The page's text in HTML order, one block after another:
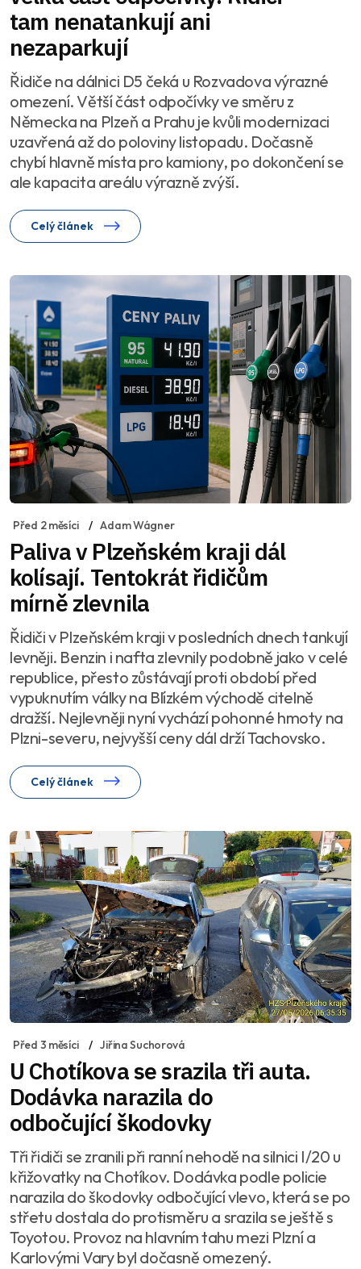
tam nenatankují ani
nezaparkují
Řidiče na dálnici D5 čeká u Rozvadova výrazné
omezení. Větší část odpočívky ve směru z
Německa na Plzeň a Prahu je kvůli modernizaci
uzavřená až do poloviny listopadu. Dočasně
chybí hlavně místa pro kamiony, po dokončení se
ale kapacita areálu výrazně zvýší.
Celý článek
Před 2 měsíci Adam Wágner
Paliva v Plzeňském kraji dál
kolísají. Tentokrát řidičům
mírně zlevnila
Řidiči v Plzeňském kraji v posledních dnech tankují
levněji. Benzin i nafta zlevnily podobně jako v celé
republice, přesto zůstávají proti období před
vypuknutím války na Blízkém východě citelně
dražší. Nejlevněji nyní vychází pohonné hmoty na
Plzni-severu, nejvyšší ceny dál drží Tachovsko.
Celý článek
Před 3 měsíci Jiřina Suchorová
U Chotíkova se srazila tři auta.
Dodávka narazila do
odbočující škodovky
Tři řidiči se zranili při ranní nehodě na silnici I/20 u
křižovatky na Chotíkov. Dodávka podle policie
narazila do škodovky odbočující vlevo, která se po
střetu dostala do protisměru a srazila se ještě s
Toyotou. Provoz na hlavním tahu mezi Plzní a
Karlovými Vary byl dočasně omezený.